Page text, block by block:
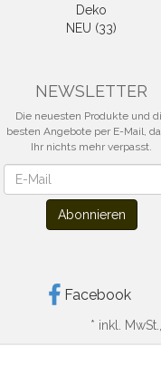
Deko
NEU (33)
NEWSLETTER
Die neuesten Produkte und
besten Angebote per E-Mail,
Ihr nichts mehr verpasst.
Abonnieren
Facebook
* inkl.